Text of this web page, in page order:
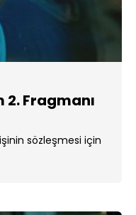
2. Fragmanı
sözleşmesi için